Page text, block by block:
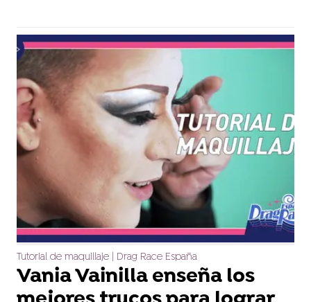
Tutorial de maquillaje | Drag Race España
Vania Vainilla enseña los